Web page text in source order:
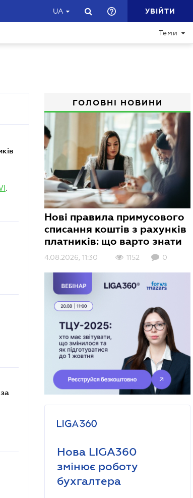
UA УВІЙТИ
Теми
.
ГОЛОВНІ НОВИНИ
Нові правила примусового
списання коштів з рахунків
платників: що варто знати
4.08.2026, 11:30 1152 0
Нова LIGA360
змінює роботу
бухгалтера